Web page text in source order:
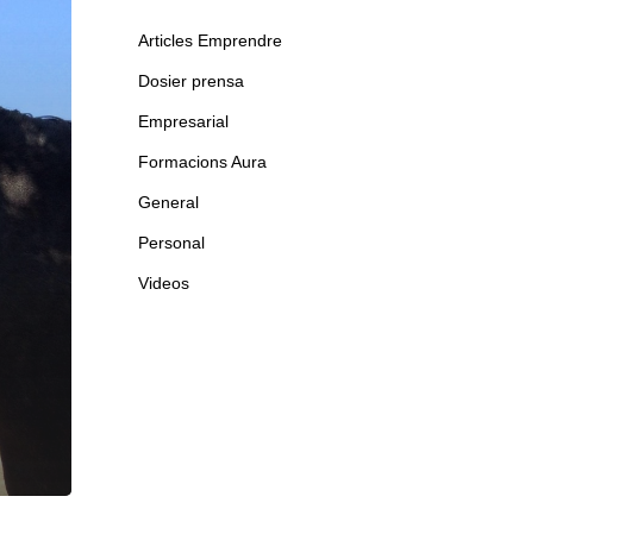
Articles Emprendre
Dosier prensa
Empresarial
Formacions Aura
General
Personal
Videos